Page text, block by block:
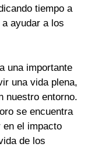
tiempo a
ayudar a los
una importante
una vida plena,
nuestro entorno.
se encuentra
el impacto
de los